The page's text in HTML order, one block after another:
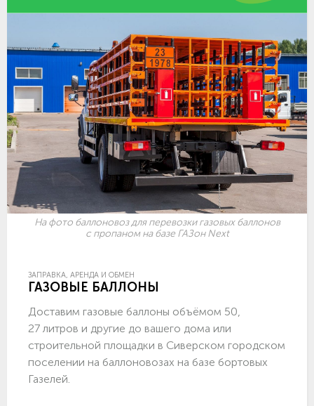
На фото баллоновоз для перевозки газовых баллонов
с пропаном на базе ГАЗон Next
ЗАПРАВКА, АРЕНДА И ОБМЕН
ГАЗОВЫЕ БАЛЛОНЫ
Доставим газовые баллоны объёмом 50,
27 литров и другие до вашего дома или
строительной площадки в Сиверском городском
поселении на баллоновозах на базе бортовых
Газелей.